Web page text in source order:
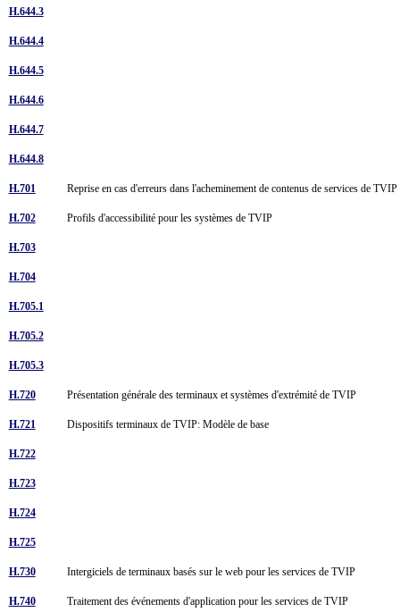
H.644.3
H.644.4
H.644.5
H.644.6
H.644.7
H.644.8
H.701 Reprise en cas d'erreurs dans l'acheminement de contenus de services de
H.702 Profils d'accessibilité pour les systèmes de TVIP
H.703
H.704
H.705.1
H.705.2
H.705.3
H.720 Présentation générale des terminaux et systèmes d'extrémité de TVIP
H.721 Dispositifs terminaux de TVIP: Modèle de base
H.722
H.723
H.724
H.725
H.730 Intergiciels de terminaux basés sur le web pour les services de TVIP
H.740 Traitement des événements d'application pour les services de TVIP